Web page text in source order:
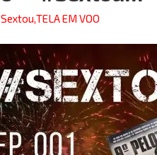
Sextou,TELA EM VOO